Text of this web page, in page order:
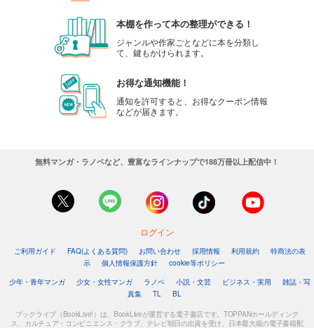
本棚を作って本の整理ができる！
ジャンルや作家ごとなどに本を分類し
て、鍵もかけられます。
お得な通知機能！
通知を許可すると、お得なクーポン情報
などが届きます。
無料マンガ・ラノベなど、豊富なラインナップで188万冊以上配信中！
ログイン
ご利用ガイド FAQ(よくある質問) お問い合わせ 採用情報 利用規約
特商法の表
示
個人情報保護方針
cookie等ポリシー
少年・青年マンガ
少女・女性マンガ ラノベ 小説・文芸 ビジネス・実用
雑誌・写
真集
TL BL
ブックライブ（BookLive!）は、BookLiveが運営する電子書店です。TOPPANホールディング
ス、カルチュア・コンビニエンス・クラブ、テレビ朝日の出資を受け、日本最大級の電子書籍配